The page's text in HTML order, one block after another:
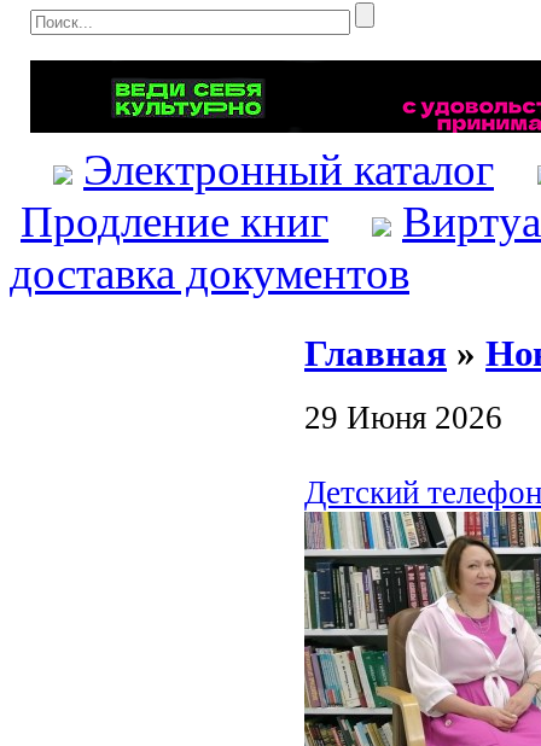
Электронный каталог
Продление книг
доставка документов
Главная »
29 Июня 2026
Детский